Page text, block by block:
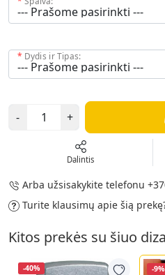
Dydis ir Tipas:
- +
Dalintis
Arba užsisakykite telefonu
Turite klausimų apie šią
Kitos prekės su šiuo
-40% -9%